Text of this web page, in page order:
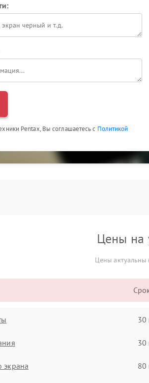
Pentax, Вы соглашаетесь с Политикой
Цены на
Цены актуальны
30
30
экрана 80